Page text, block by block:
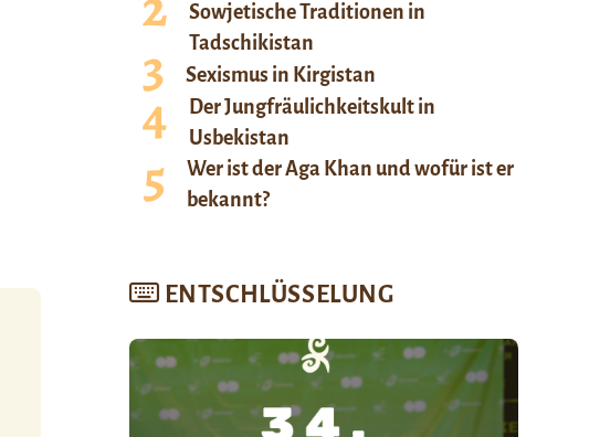
Sowjetische Traditionen in
Tadschikistan
Sexismus in Kirgistan
Der Jungfräulichkeitskult in
Usbekistan
Wer ist der Aga Khan und wofür ist er
bekannt?
ENTSCHLÜSSELUNG